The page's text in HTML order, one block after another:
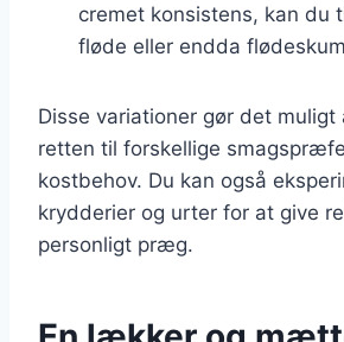
cremet konsistens, kan du
fløde eller endda
Disse variationer gør det muligt
retten til forskellige
kostbehov. Du kan også
krydderier og urter for at give
personligt præg.